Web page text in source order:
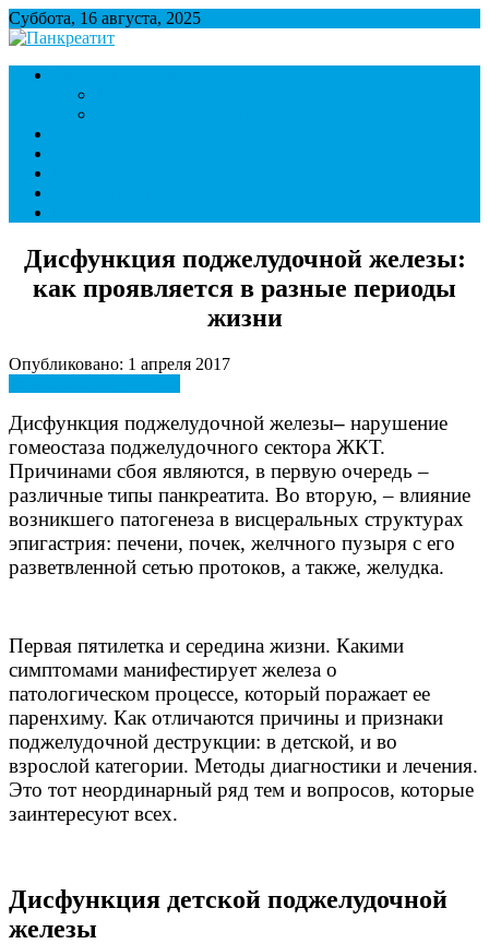
Суббота, 16 августа, 2025
Панкреатит
Поджелудочная железа. Симптомы и лечение панкреатита.
Диета при панкреатите.
Дисфункция поджелудочной железы:
как проявляется в разные периоды
жизни
Опубликовано: 1 апреля 2017
Дисфункция поджелудочной железы– нарушение
гомеостаза поджелудочного сектора ЖКТ.
Причинами сбоя являются, в первую очередь –
различные типы панкреатита. Во вторую, – влияние
возникшего патогенеза в висцеральных структурах
эпигастрия: печени, почек, желчного пузыря с его
разветвленной сетью протоков, а также, желудка.
Первая пятилетка и середина жизни. Какими
симптомами манифестирует железа о
патологическом процессе, который поражает ее
паренхиму. Как отличаются причины и признаки
поджелудочной деструкции: в детской, и во
взрослой категории. Методы диагностики и лечения.
Это тот неординарный ряд тем и вопросов, которые
заинтересуют всех.
Дисфункция детской поджелудочной
железы